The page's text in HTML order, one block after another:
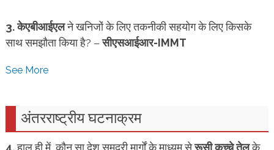
3.केएबीआईएलने खनिजों के लिए तकनीकी सहयोग के लिए किसके
साथ समझौता किया है? –सीएसआईआर-IMMT
See More
अंतरराष्ट्रीय घटनाक्रम
4.हाल ही में, कौन सा देश समुद्री मार्गों के माध्यम सेरूसी कच्चे तेलके